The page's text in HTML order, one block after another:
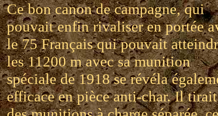
Ce bon canon de campagne, qui
pouvait enfin rivaliser en portée
le 75 Français qui pouvait
les 11200 m avec sa munition
spéciale de 1918 se révéla
efficace en pièce anti-char. Il tirait